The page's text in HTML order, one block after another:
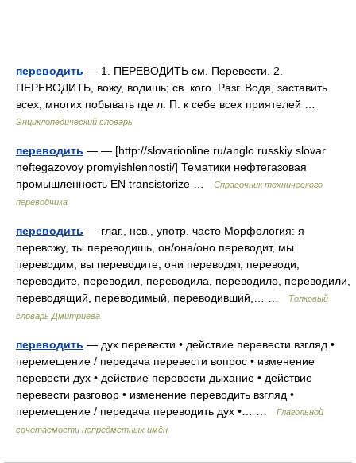
переводить — 1. ПЕРЕВОДИТЬ см. Перевести. 2.
ПЕРЕВОДИТЬ, вожу, водишь; св. кого. Разг. Водя, заставить
всех, многих побывать где л. П. к себе всех приятелей …
Энциклопедический словарь
переводить — — [http://slovarionline.ru/anglo russkiy slovar
neftegazovoy promyishlennosti/] Тематики нефтегазовая
промышленность EN transistorize …
Справочник технического
переводчика
переводить — глаг., нсв., употр. часто Морфология: я
перевожу, ты переводишь, он/она/оно переводит, мы
переводим, вы переводите, они переводят, переводи,
переводите, переводил, переводила, переводило, переводили,
переводящий, переводимый, переводивший,… …
Толковый
словарь Дмитриева
переводить — дух перевести • действие перевести взгляд •
перемещение / передача перевести вопрос • изменение
перевести дух • действие перевести дыхание • действие
перевести разговор • изменение переводить взгляд •
перемещение / передача переводить дух •… …
Глагольной
сочетаемости непредметных имён